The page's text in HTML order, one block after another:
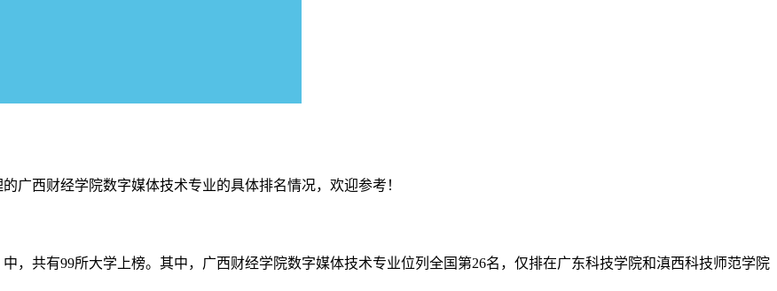
广西财经学院数字媒体技术专业的具体排名情况，欢迎参考！
，共有99所大学上榜。其中，广西财经学院数字媒体技术专业位列全国第26名，仅排在广东科技学院和滇西科技师范学院